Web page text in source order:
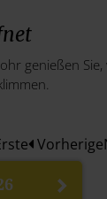
genießen
Vorherige